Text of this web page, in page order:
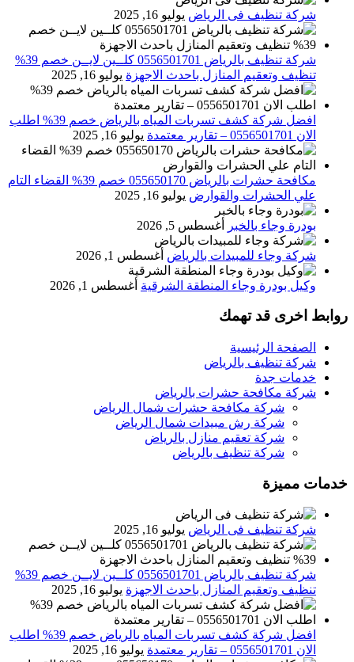
شركة تنظيف فى الرياض يوليو 16, 2025
شركة تنظيف بالرياض 0556501701 كلــين لايــن خصم 39%
تنظيف وتعقيم المنازل باحدث الاجهزة يوليو 16, 2025
افضل شركة كشف تسربات المياه بالرياض خصم 39% اطلب
الان 0556501701‬‏ – تقارير معتمدة
يوليو 16, 2025
مكافحة حشرات بالرياض 055650170 خصم 39% القضاء التام
علي الحشرات والقوارض يوليو 16, 2025
بودرة وجاء بالخبر أغسطس 5, 2026
شركة وجاء للمبيدات بالرياض أغسطس 1, 2026
وكيل بودرة وجاء المنطقة الشرقية أغسطس 1, 2026
روابط اخرى قد تهمك
الصفحة الرئيسية
شركة تنظيف بالرياض
خدمات جدة
شركة مكافحة حشرات بالرياض
شركة مكافحة حشرات شمال الرياض
شركة رش مبيدات شمال الرياض
شركة تعقيم منازل بالرياض
شركة تنظيف بالرياض
خدمات مميزة
شركة تنظيف فى الرياض يوليو 16, 2025
شركة تنظيف بالرياض 0556501701 كلــين لايــن خصم 39%
تنظيف وتعقيم المنازل باحدث الاجهزة يوليو 16, 2025
افضل شركة كشف تسربات المياه بالرياض خصم 39% اطلب
الان 0556501701‬‏ – تقارير معتمدة
يوليو 16, 2025